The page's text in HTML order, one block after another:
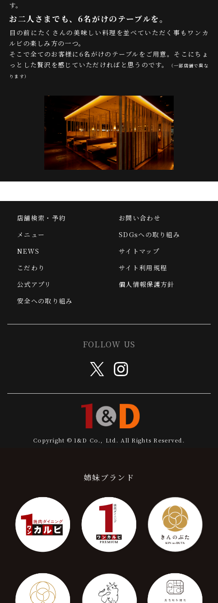
す。
お二人さまでも、6名がけのテーブルを。
目の前にたくさんの美味しい料理を並べていただく事もワンカ
ルビの楽しみ方の一つ。
そこで全てのお客様に6名がけのテーブルをご用意。そこにちょ
っとした贅沢を感じていただければと思うのです。
（一部店舗で異な
ります）
店舗検索・予約
メニュー
NEWS
こだわり
公式アプリ
安全への取り組み
お問い合わせ
SDGsへの取り組み
サイトマップ
サイト利用規程
個人情報保護方針
FOLLOW US
Copyright © 1&D Co., Ltd. All Rights Reserved.
姉妹ブランド